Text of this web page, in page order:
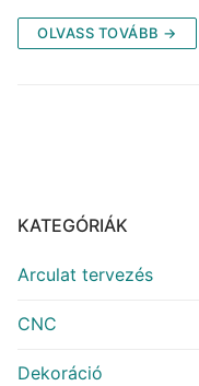
OLVASS TOVÁBB →
KATEGÓRIÁK
Arculat tervezés
CNC
Dekoráció